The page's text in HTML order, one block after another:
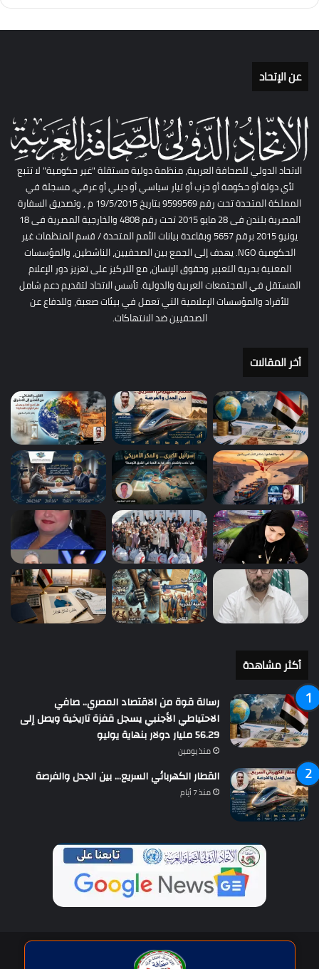
عن الإتحاد
الاتحاد الدولي للصحافة العربية، منظمة دولية مستقلة "غير حكومية" لا تتبع
لأي دولة أو حكومة أو حزب أو تيار سياسي أو ديني أو عرقي، مسجلة في
المملكة المتحدة تحت رقم 9599569 بتاريخ 19/5/2015 م , وتصديق السفارة
المصرية بلندن فى 28 مايو 2015 تحت رقم 4808 والخارجية المصرية فى 18
يونيو 2015 برقم 5657 وبقاعدة بيانات الأمم المتحدة / قسم المنظمات غير
الحكومية NGO. يهدف إلى الجمع بين الصحفيين، الناشطين، والمؤسسات
المعنية بحرية التعبير وحقوق الإنسان، مع التركيز على تعزيز دور الإعلام
المستقل في المجتمعات العربية والدولية. تأسس الاتحاد لتقديم دعم شامل
للأفراد والمؤسسات الإعلامية التي تعمل في بيئات صعبة، وللدفاع عن
الصحفيين ضد الانتهاكات.
أخر المقالات
أكثر مشاهدة
رسالة قوة من الاقتصاد المصري.. صافي
الاحتياطي الأجنبي يسجل قفزة تاريخية ويصل إلى
56.29 مليار دولار بنهاية يوليو
منذ يومين
القطار الكهربائي السريع… بين الجدل والفرصة
منذ 7 أيام
حقوق النشر © | جميع الحقوق محفوظة للاتحاد الدولى للصحافة العربية